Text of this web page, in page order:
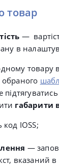
товар
—
в
товару
габарити
IOSS;
—
вказаний